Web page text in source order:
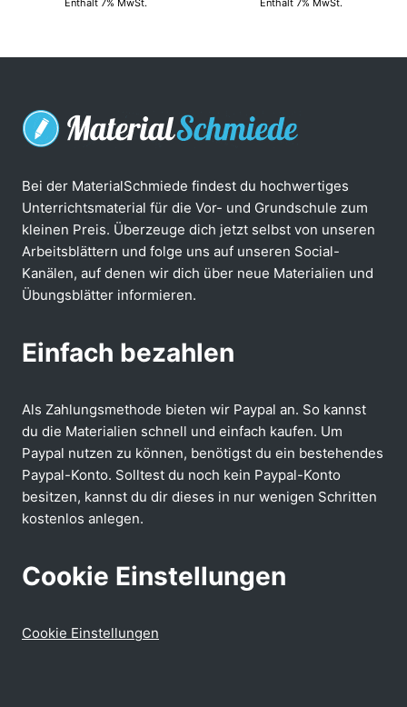
Bei der MaterialSchmiede findest du hochwertiges
Unterrichtsmaterial für die Vor- und Grundschule zum
kleinen Preis. Überzeuge dich jetzt selbst von unseren
Arbeitsblättern und folge uns auf unseren Social-
Kanälen, auf denen wir dich über neue Materialien und
Übungsblätter informieren.
Einfach bezahlen
Als Zahlungsmethode bieten wir Paypal an. So kannst
du die Materialien schnell und einfach kaufen. Um
Paypal nutzen zu können, benötigst du ein bestehendes
Paypal-Konto. Solltest du noch kein Paypal-Konto
besitzen, kannst du dir dieses in nur wenigen Schritten
kostenlos anlegen.
Cookie Einstellungen
Cookie Einstellungen